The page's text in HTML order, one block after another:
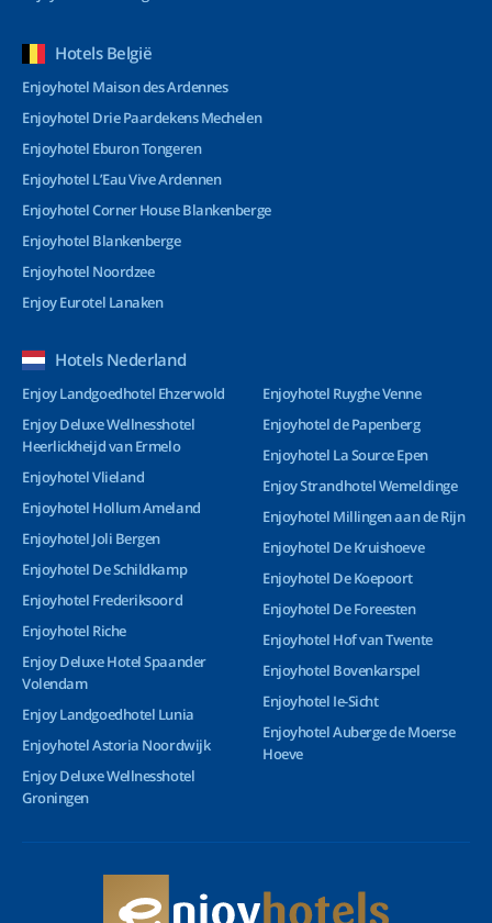
Hotels België
Enjoyhotel Maison des Ardennes
Enjoyhotel Drie Paardekens Mechelen
Enjoyhotel Eburon Tongeren
Enjoyhotel L’Eau Vive Ardennen
Enjoyhotel Corner House Blankenberge
Enjoyhotel Blankenberge
Enjoyhotel Noordzee
Enjoy Eurotel Lanaken
Hotels Nederland
Enjoy Landgoedhotel Ehzerwold
Enjoy Deluxe Wellnesshotel
Heerlickheijd van Ermelo
Enjoyhotel Vlieland
Enjoyhotel Hollum Ameland
Enjoyhotel Joli Bergen
Enjoyhotel De Schildkamp
Enjoyhotel Frederiksoord
Enjoyhotel Riche
Enjoy Deluxe Hotel Spaander
Volendam
Enjoy Landgoedhotel Lunia
Enjoyhotel Astoria Noordwijk
Enjoy Deluxe Wellnesshotel
Groningen
Enjoyhotel Ruyghe Venne
Enjoyhotel de Papenberg
Enjoyhotel La Source Epen
Enjoy Strandhotel Wemeldinge
Enjoyhotel Millingen aan de Rijn
Enjoyhotel De Kruishoeve
Enjoyhotel De Koepoort
Enjoyhotel De Foreesten
Enjoyhotel Hof van Twente
Enjoyhotel Bovenkarspel
Enjoyhotel Ie-Sicht
Enjoyhotel Auberge de Moerse
Hoeve